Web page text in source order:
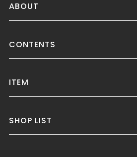
ABOUT
CONTENTS
ITEM
SHOP LIST